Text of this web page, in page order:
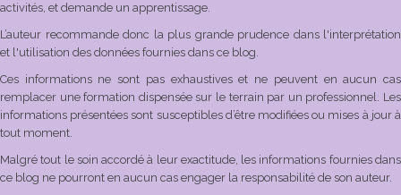
activités, et demande un apprentissage.
L’auteur recommande donc la plus grande prudence dans l'interprétation
et l'utilisation des données fournies dans ce blog.
Ces informations ne sont pas exhaustives et ne peuvent en aucun cas
remplacer une formation dispensée sur le terrain par un professionnel. Les
informations présentées sont susceptibles d’être modifiées ou mises à jour à
tout moment.
Malgré tout le soin accordé à leur exactitude, les informations fournies dans
ce blog ne pourront en aucun cas engager la responsabilité de son auteur.